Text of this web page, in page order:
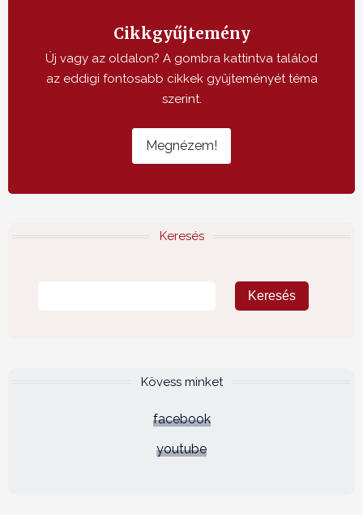
Cikkgyűjtemény
Új vagy az oldalon? A gombra kattintva találod
az eddigi fontosabb cikkek gyűjteményét téma
szerint.
Megnézem!
Keresés
Kövess minket
facebook
youtube